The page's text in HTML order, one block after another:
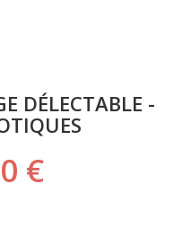
DÉLECTABLE -
€